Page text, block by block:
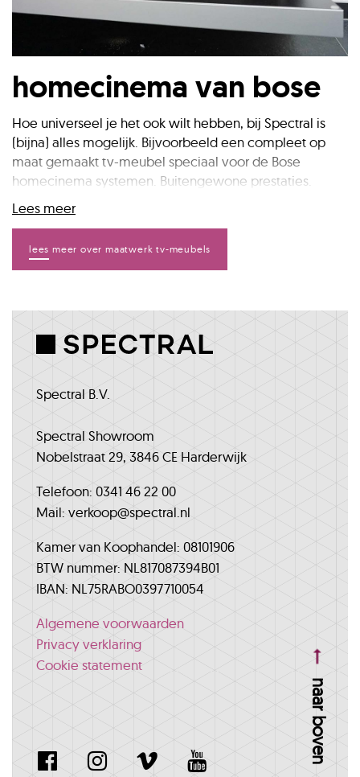
homecinema van bose
Hoe universeel je het ook wilt hebben, bij Spectral is
(bijna) alles mogelijk. Bijvoorbeeld een compleet op
maat gemaakt tv-meubel speciaal voor de Bose
homecinema systemen. Buitengewone prestaties.
Geen concessies. Een wens van 1 van onze klanten; een
universeel soundbar meubel waarbij ook de Bose Bass
dat dit invloed op het geluid mocht hebben.
meubel van maar liefst 3.31m breed met een speciale
maatwerk hoogte van 38,9cm zodat de subwoofer van
Bose rechtop in het sub-prepared kastelement kan
luidsprekerdoek voor soundbar en sub.
Lees meer
lees meer over maatwerk tv-meubels
Spectral B.V.
Spectral Showroom
Nobelstraat 29, 3846 CE Harderwijk
Telefoon: 0341 46 22 00
Mail: verkoop@spectral.nl
Kamer van Koophandel: 08101906
BTW nummer: NL817087394B01
IBAN: NL75RABO0397710054
Algemene voorwaarden
Privacy verklaring
Cookie statement
naar boven